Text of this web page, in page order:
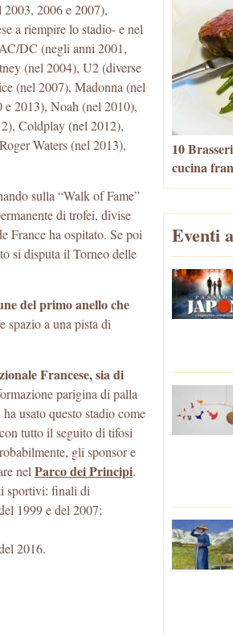
2006 e 2007),
a riempire lo stadio- e nel
DC (negli anni 2001,
(nel 2004), U2 (diverse
(nel 2007), Madonna (nel
2013), Noah (nel 2010),
Coldplay (nel 2012),
Waters (nel 2013),
sulla “Walk of Fame”
di trofei, divise
France ha ospitato. Se poi
si disputa il Torneo delle
del primo anello che
spazio a una pista di
Francese, sia di
parigina di palla
usato questo stadio come
tutto il seguito di tifosi
gli sponsor e
nel Parco dei Principi.
sportivi: finali di
1999 e del 2007;
2016.
10
cucina
Eventi